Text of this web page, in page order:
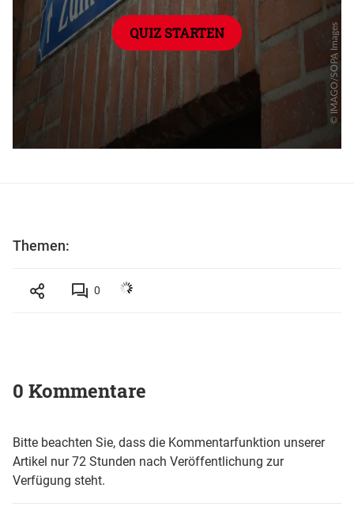
Themen:
0
0 Kommentare
Bitte beachten Sie, dass die Kommentarfunktion unserer
Artikel nur 72 Stunden nach Veröffentlichung zur
Verfügung steht.